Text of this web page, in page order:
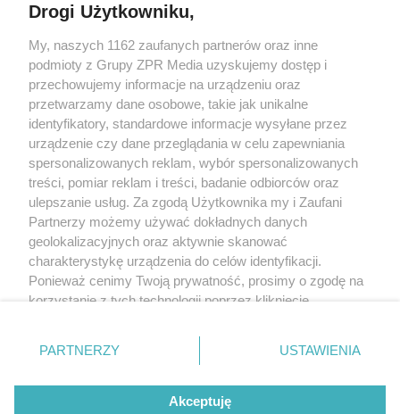
Żaden utwór zamieszczony w serwisie nie może być powielany i
rozpowszechniany lub dalej rozpowszechniany w jakikolwiek sposób (w
tym także elektroniczny lub mechaniczny) na jakimkolwiek polu
eksploatacji w jakiejkolwiek formie, włącznie z umieszczaniem w Internecie
bez pisemnej zgody właściciela praw. Jakiekolwiek użycie lub
wykorzystanie utworów w całości lub w części z naruszeniem prawa, tzn.
bez właściwej zgody, jest zabronione pod groźbą kary i może być ścigane
prawnie.
O nas
Drogi Użytkowniku,
My, naszych 1162 zaufanych partnerów oraz inne
podmioty z Grupy ZPR Media uzyskujemy dostęp i
przechowujemy informacje na urządzeniu oraz
przetwarzamy dane osobowe, takie jak unikalne
identyfikatory, standardowe informacje wysyłane przez
urządzenie czy dane przeglądania w celu zapewniania
spersonalizowanych reklam, wybór spersonalizowanych
treści, pomiar reklam i treści, badanie odbiorców oraz
ulepszanie usług. Za zgodą Użytkownika my i Zaufani
Partnerzy możemy używać dokładnych danych
geolokalizacyjnych oraz aktywnie skanować
charakterystykę urządzenia do celów identyfikacji.
Ponieważ cenimy Twoją prywatność, prosimy o zgodę na
korzystanie z tych technologii poprzez kliknięcie
zmienić/wycofać klikając przycisk ustawień prywatności
znajdujący się w lewym dolnym rogu strony
rodzaje przetwarzania danych nie wymagają zgody
użytkownika, ale masz prawo sprzeciwić się takiemu
PARTNERZY USTAWIENIA
Akceptuję